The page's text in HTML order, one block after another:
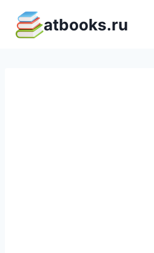
содержимому
atbooks.ru